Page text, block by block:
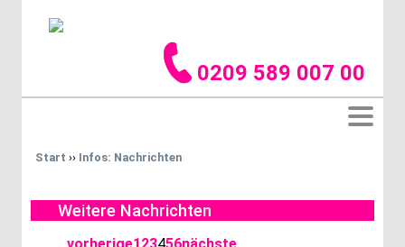
0209 589 007 00
Start ›› Infos: Nachrichten
Weitere Nachrichten